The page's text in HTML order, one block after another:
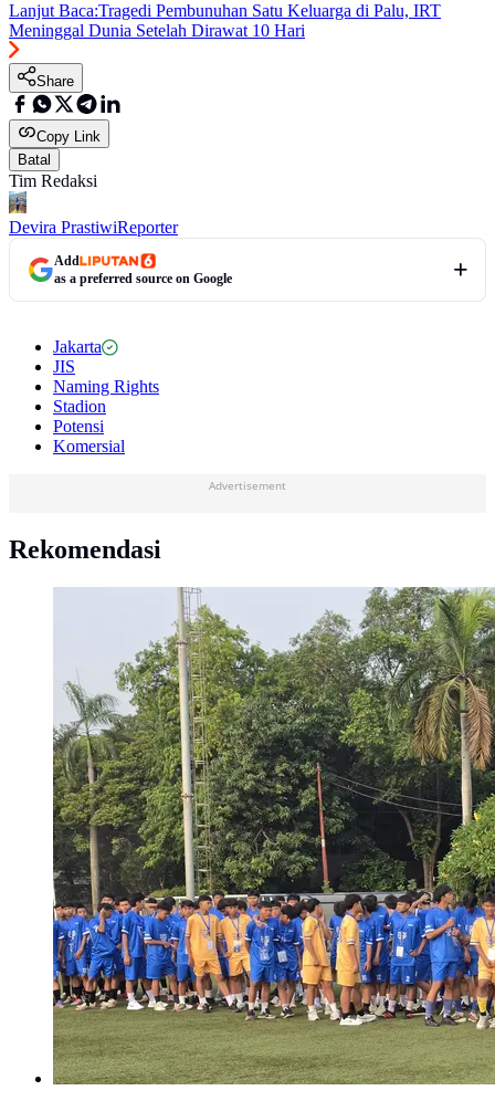
Lanjut Baca:Tragedi Pembunuhan Satu Keluarga di Palu, IRT
Meninggal Dunia Setelah Dirawat 10 Hari
Share
Copy Link
Batal
Tim Redaksi
Devira PrastiwiReporter
Add
as a preferred source on Google
Jakarta
JIS
Naming Rights
Stadion
Potensi
Komersial
Advertisement
Rekomendasi